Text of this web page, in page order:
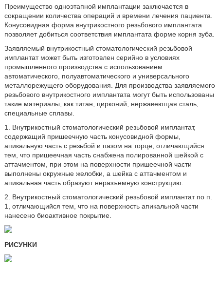
Преимущество одноэтапной имплантации заключается в
сокращении количества операций и времени лечения пациента.
Конусовидная форма внутрикостного резьбового имплантата
позволяет добиться соответствия имплантата форме корня зуба.
Заявляемый внутрикостный стоматологический резьбовой
имплантат может быть изготовлен серийно в условиях
промышленного производства с использованием
автоматического, полуавтоматического и универсального
металлорежущего оборудования. Для производства заявляемого
резьбового внутрикостного имплантата могут быть использованы
такие материалы, как титан, цирконий, нержавеющая сталь,
специальные сплавы.
1. Внутрикостный стоматологический резьбовой имплантат,
содержащий пришеечную часть конусовидной формы,
апикальную часть с резьбой и пазом на торце, отличающийся
тем, что пришеечная часть снабжена полированной шейкой с
аттачментом, при этом на поверхности пришеечной части
выполнены окружные желобки, а шейка с аттачментом и
апикальная часть образуют неразъемную конструкцию.
2. Внутрикостный стоматологический резьбовой имплантат по п.
1, отличающийся тем, что на поверхность апикальной части
нанесено биоактивное покрытие.
РИСУНКИ